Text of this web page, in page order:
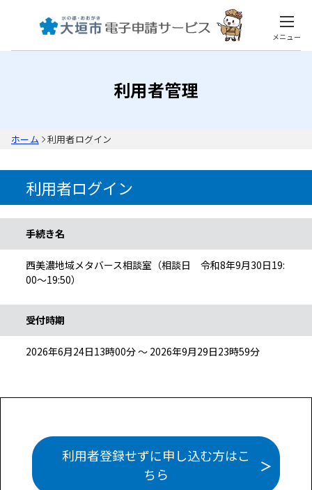
メニュー
利用者管理
ホーム 利用者ログイン
利用者ログイン
手続き名
西美濃地域メタバース相談室（相談日 令和8年9月30日19:
00～19:50）
受付時期
2026年6月24日13時00分 ～ 2026年9月29日23時59分
利用者登録せずに申し込む方はこ
ちら